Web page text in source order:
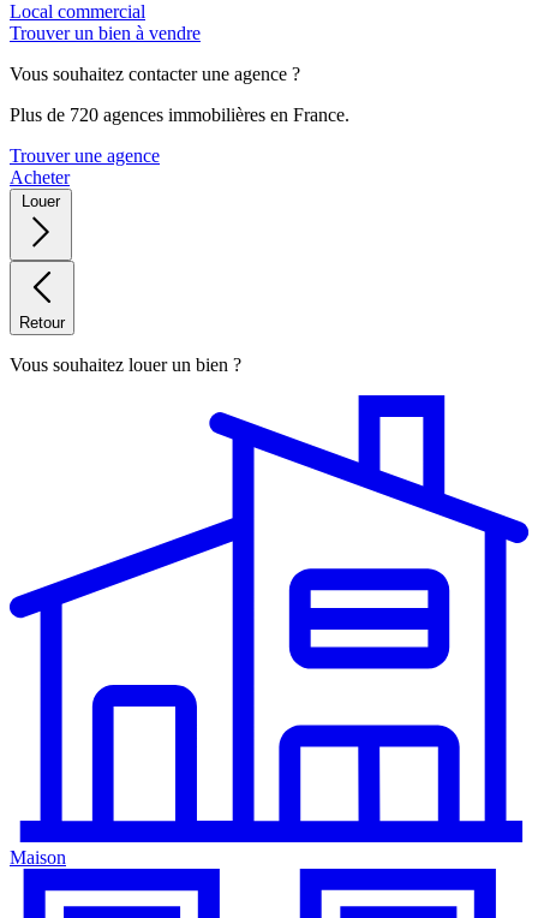
Local commercial
Trouver un bien à vendre
Vous souhaitez contacter une agence ?
Plus de 720 agences immobilières en France.
Trouver une agence
Acheter
Louer
Retour
Vous souhaitez louer un bien ?
Maison